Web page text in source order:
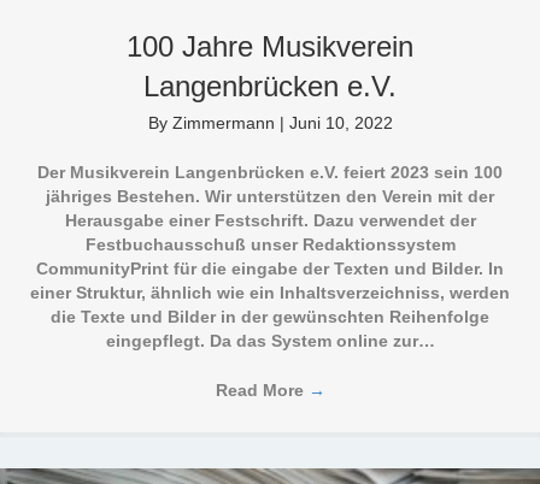
100 Jahre Musikverein
Langenbrücken e.V.
By Zimmermann | Juni 10, 2022
Der Musikverein Langenbrücken e.V. feiert 2023 sein 100
jähriges Bestehen. Wir unterstützen den Verein mit der
Herausgabe einer Festschrift. Dazu verwendet der
Festbuchausschuß unser Redaktionssystem
CommunityPrint für die eingabe der Texten und Bilder. In
einer Struktur, ähnlich wie ein Inhaltsverzeichniss, werden
die Texte und Bilder in der gewünschten Reihenfolge
eingepflegt. Da das System online zur…
Read More →